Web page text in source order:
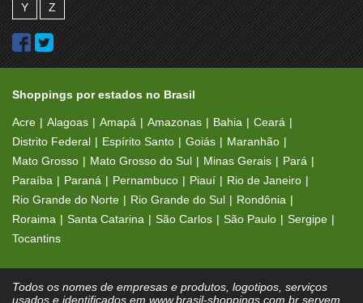
Y Z
Shoppings por estados no Brasil
Acre Alagoas Amapá Amazonas Bahia
Ceará
Distrito Federal
Espírito Santo Goiás
Maranhão
Mato Grosso
Mato Grosso do Sul Minas Gerais
Pará
Paraíba
Paraná Pernambuco Piauí
Rio de Janeiro
Rio Grande do Norte
Rio Grande do Sul
Rondônia
Roraima
Santa Catarina São Carlos São Paulo
Sergipe
Tocantins
Todos os nomes de empresas e produtos, logotipos, serviços
usados e identificados em www.brasil-shoppings.com.br servem